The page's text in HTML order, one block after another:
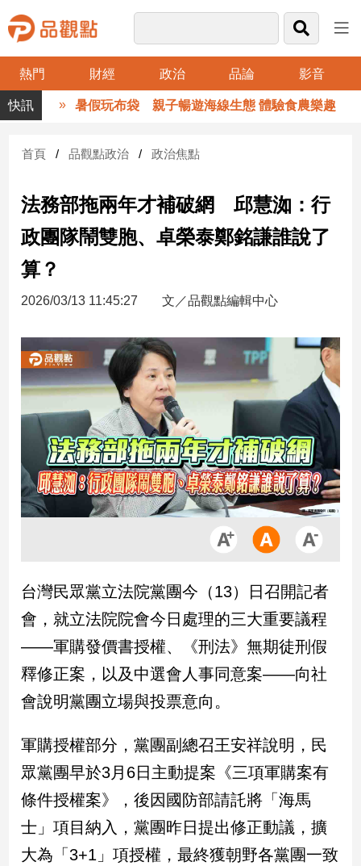
熱門 財經 政治 品論 影音
品
觀
財
台
財
經
新
股
市
房
品
觀
治
品
觀
調
國
會
焦
點
暑假玩布袋 親子暢遊海線生態 體驗食農樂趣
首頁 品觀點政治 政治焦點
法務部拖兩年才補破網 邱慧洳：行
政團隊鬧雙胞、卓榮泰鄭銘謙誰說了
算？
2026/03/13 11:45:27 文／品觀點編輯中心
台灣民眾黨立法院黨團今（13）日召開記者
會，就立法院院會今日處理的三大重要議程
——軍購發價書授權、《刑法》無期徒刑假
釋修正案，以及中選會人事同意案——向社
會說明黨團立場與投票意向。
軍購授權部分，黨團副總召王安祥說明，民
眾黨團早於3月6日主動提案《三項軍購案有
條件授權案》，後因國防部請託將「海馬
士」項目納入，黨團昨日提出修正動議，擴
大為「3+1」項授權，最終獲朝野各黨團一致